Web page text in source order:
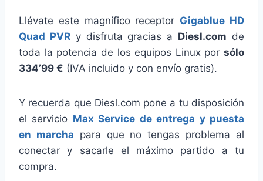
Llévate este magnífico receptor Gigablue HD
Quad PVRy disfruta gracias a Diesl.com de
toda la potencia de los equipos Linux por sólo
334’99 € (IVA incluido y con envío gratis).
Y recuerda que Diesl.com pone a tu disposición
el servicio Max Service de entrega y puesta
en marcha para que no tengas problema al
conectar y sacarle el máximo partido a tu
compra.